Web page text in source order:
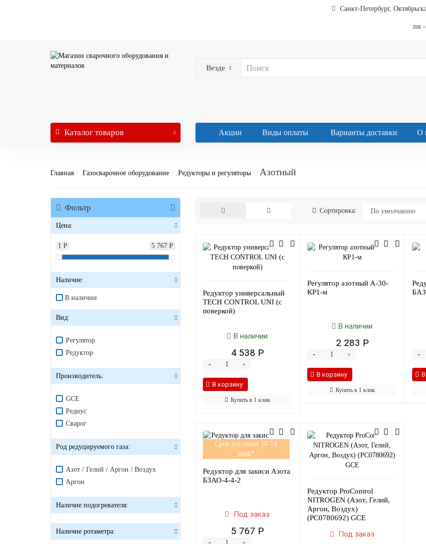
Санкт-Петербург,
пн -
Везде
Каталог товаров Акции Виды оплаты Варианты доставки О
Главная Газосварочное оборудование Редукторы и регуляторы Азотный
Фильтр
Цена:
1 Р 5 767 Р
Наличие:
В наличии
Вид:
Регулятор
Редуктор
Производитель:
GCE
Редиус
Сварог
Род редуцируемого газа:
Aзот / Гелий / Aргон / Воздух
Аргон
Наличие подогревателя:
Наличие ротаметра:
Сортировка:
Редуктор универсальный
TECH CONTROL UNI (с
поверкой)
В наличии
4 538 Р
+
-
В корзину
Купить в 1 клик
Регулятор азотный А-30-
КР1-м
В наличии
2 283 Р
+
-
В корзину
Купить в 1 клик
-
Срок поставки 10-14
дней*
Редуктор для закиси Азота
БЗАО-4-4-2
Под заказ
5 767 Р
Редуктор ProControl
NITROGEN (Aзот, Гелий,
Aргон, Воздух)
(PC0780692) GCE
Под заказ